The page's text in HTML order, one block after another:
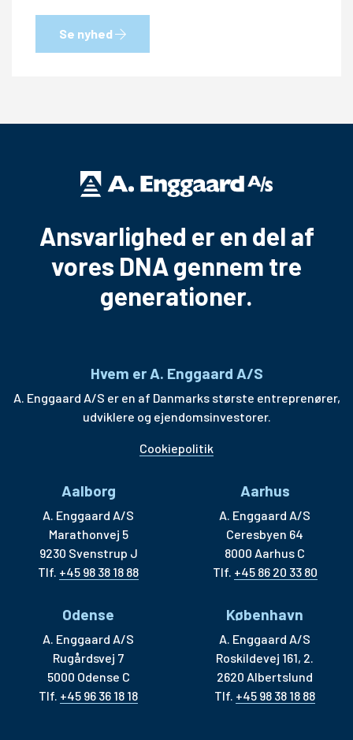
Se nyhed
Ansvarlighed er en del af
vores DNA gennem tre
generationer.
Hvem er A. Enggaard A/S
A. Enggaard A/S er en af Danmarks største entreprenører,
udviklere og ejendomsinvestorer.
Cookiepolitik
Aalborg
A. Enggaard A/S
Marathonvej 5
9230 Svenstrup J
Tlf. +45 98 38 18 88
Aarhus
A. Enggaard A/S
Ceresbyen 64
8000 Aarhus C
Tlf. +45 86 20 33 80
Odense
A. Enggaard A/S
Rugårdsvej 7
5000 Odense C
Tlf. +45 96 36 18 18
København
A. Enggaard A/S
Roskildevej 161, 2.
2620 Albertslund
Tlf. +45 98 38 18 88